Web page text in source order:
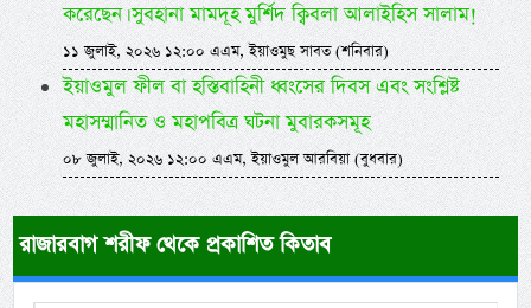
করেছেন। সুবহানা মামদূহ মুর্শিদ ক্বিবলা আলাইহিস সালাম!
১১ জুলাই, ২০২৬ ১২:০০ এএম, ইয়াওমুছ সাবত (শনিবার)
ইয়াওমুল ফীল বা হস্তিবাহিনী ধ্বংসের দিবস এবং সংশ্লিষ্ট
মহাসম্মানিত ও মহাপবিত্র ঘটনা মুবারকসমূহ
০৮ জুলাই, ২০২৬ ১২:০০ এএম, ইয়াওমুল আরবিয়া (বুধবার)
রাজারবাগ শরীফ থেকে প্রকাশিত কিতাব